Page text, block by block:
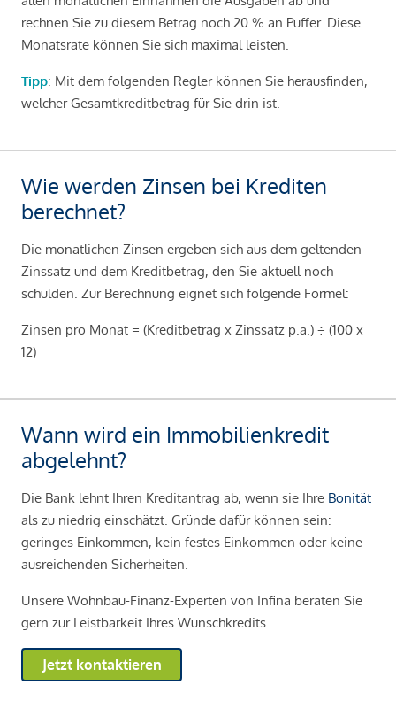
rechnen Sie zu diesem Betrag noch 20 % an Puffer. Diese
Monatsrate können Sie sich maximal leisten.
Tipp: Mit dem folgenden Regler können Sie herausfinden,
welcher Gesamtkreditbetrag für Sie drin ist.
Wie werden Zinsen bei Krediten
berechnet?
Die monatlichen Zinsen ergeben sich aus dem geltenden
Zinssatz und dem Kreditbetrag, den Sie aktuell noch
schulden. Zur Berechnung eignet sich folgende Formel:
Zinsen pro Monat = (Kreditbetrag x Zinssatz p.a.) ÷ (100 x
12)
Wann wird ein Immobilienkredit
abgelehnt?
Die Bank lehnt Ihren Kreditantrag ab, wenn sie Ihre Bonität
als zu niedrig einschätzt. Gründe dafür können sein:
geringes Einkommen, kein festes Einkommen oder keine
ausreichenden Sicherheiten.
Unsere Wohnbau-Finanz-Experten von Infina beraten Sie
gern zur Leistbarkeit Ihres Wunschkredits.
Jetzt kontaktieren